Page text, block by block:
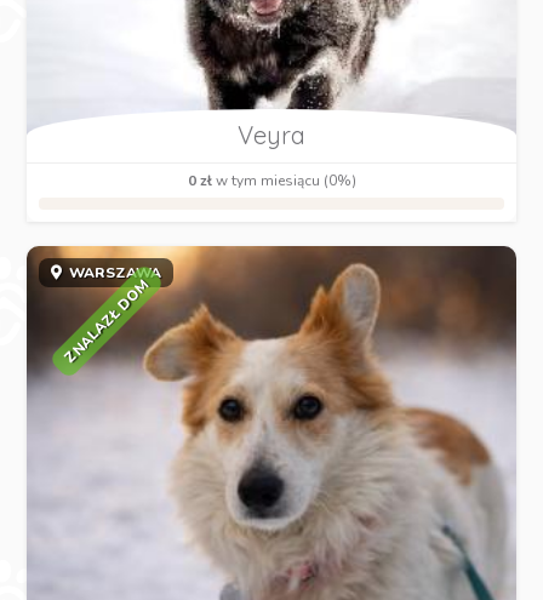
Veyra
0 złw tym miesiącu (0%)
WARSZAWA
ZNALAZŁ DOM